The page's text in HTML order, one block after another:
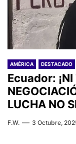
AMÉRICA DESTACADO
Ecuador: ¡NI
LUCHA NO
F.W. 3 Octubre,